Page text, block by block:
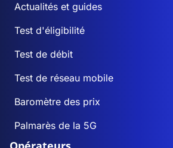
Actualités et guides
Test d'éligibilité
Test de débit
Test de réseau mobile
Baromètre des prix
Palmarès de la 5G